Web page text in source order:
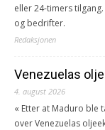
eller 24-timers
og bedrifter.
Redaksjonen
Venezuelas
4. august 2026
« Etter at Maduro ble
over Venezuelas